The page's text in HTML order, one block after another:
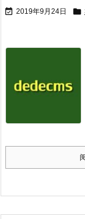
 2019年9月24日 